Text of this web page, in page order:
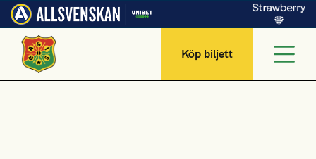
Köp biljett